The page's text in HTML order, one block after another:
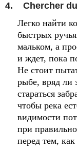
4. Chercher
Легко найти
быстрых
мальком, а
и ждет, пока
Не стоит
рыбе, вряд ли
стараться
чтобы река
видимости
при
перед тем,